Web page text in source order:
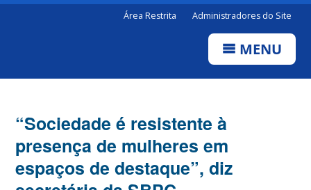
Área Restrita Administradores do Site
MENU
“Sociedade é resistente à
presença de mulheres em
espaços de destaque”, diz